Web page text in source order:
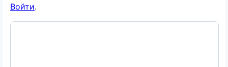
Войти.